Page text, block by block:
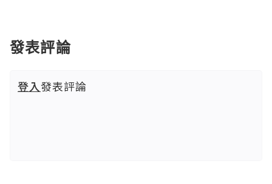
發表評論
登入發表評論